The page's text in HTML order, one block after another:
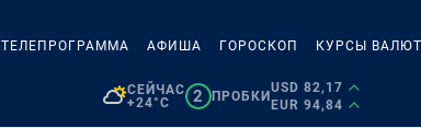
ТЕЛЕПРОГРАММА АФИША ГОРОСКОП КУРСЫ ВАЛЮТ
СЕЙЧАС
+24°C
2 ПРОБКИ
USD 82,17
EUR 94,84